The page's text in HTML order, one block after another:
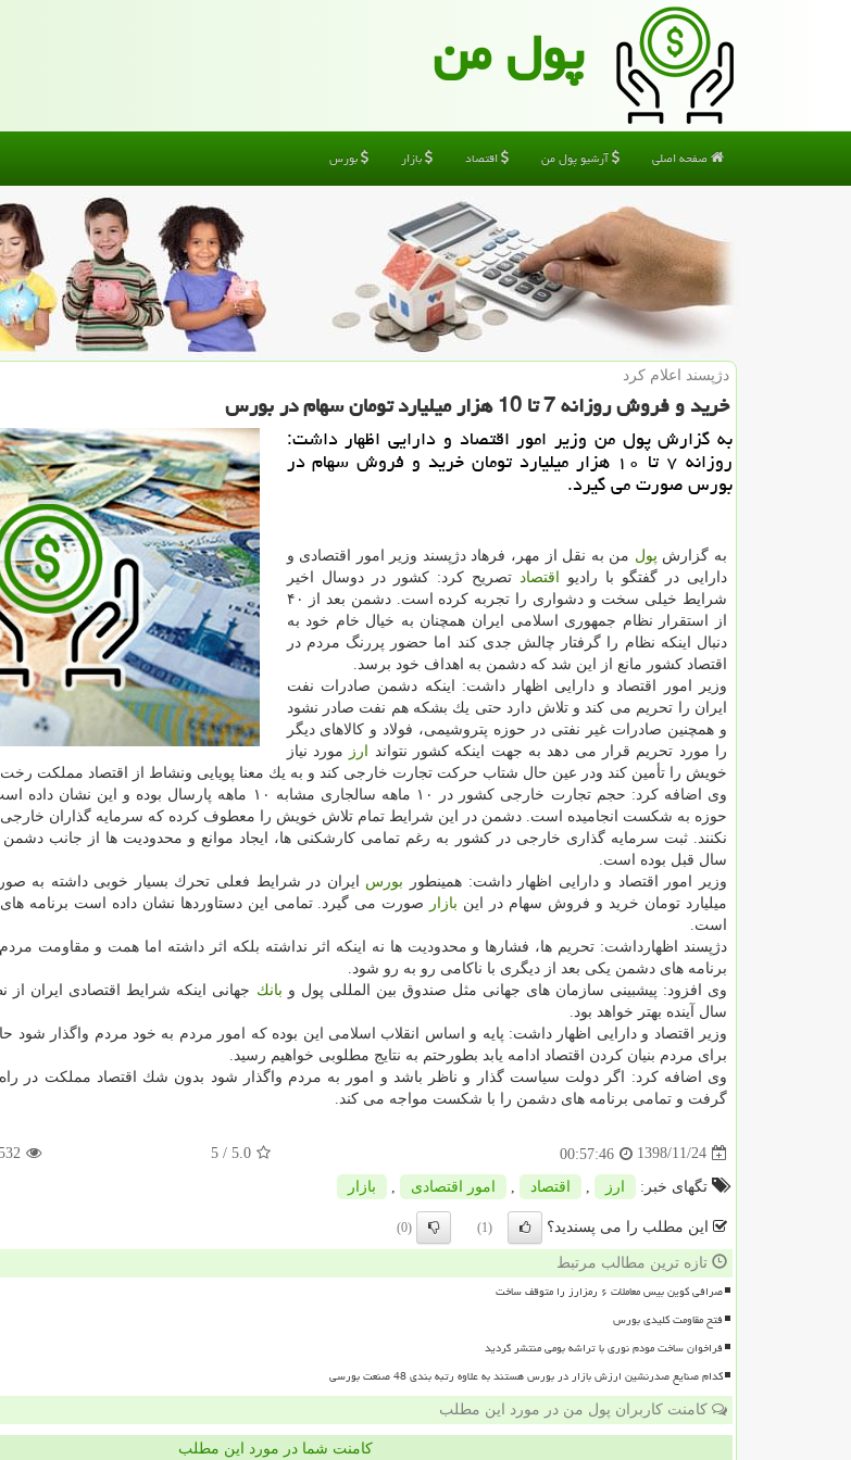
پول من
صفحه اصلی آرشیو پول من اقتصاد بازار بورس
دژپسند اعلام كرد
خرید و فروش روزانه 7 تا 10 هزار میلیارد تومان سهام در بورس
به گزارش پول من وزیر امور اقتصاد و دارایی اظهار داشت:
روزانه ۷ تا ۱۰ هزار میلیارد تومان خرید و فروش سهام در
بورس صورت می گیرد.
به گزارش پول من به نقل از مهر، فرهاد دژپسند وزیر امور اقتصادی و
دارایی در گفتگو با رادیو
اقتصاد تصریح كرد: كشور در دوسال اخیر
شرایط خیلی سخت و دشواری را تجربه كرده است. دشمن بعد از ۴۰
از استقرار نظام جمهوری اسلامی ایران همچنان به خیال خام خود به
دنبال اینكه نظام را گرفتار چالش جدی كند اما حضور پررنگ مردم در
اقتصاد كشور مانع از این شد كه دشمن به اهداف خود برسد.
وزیر امور اقتصاد و دارایی اظهار داشت: اینكه دشمن صادرات نفت
ایران را تحریم می كند و تلاش دارد حتی یك بشكه هم نفت صادر نشود
و همچنین صادرات غیر نفتی در حوزه پتروشیمی، فولاد و كالاهای دیگر
را مورد تحریم قرار می دهد به جهت اینكه كشور نتواند
ارز
مورد نیاز
خویش را تأمین كند ودر عین حال شتاب حركت تجارت خارجی كند و به یك معنا پویایی ونشاط از اقتصاد مملكت رخت
وی اضافه كرد: حجم تجارت خارجی كشور در ۱۰ ماهه سالجاری مشابه ۱۰ ماهه
حوزه به شكست انجامیده است. دشمن در این شرایط تمام تلاش خویش را معطوف كرده كه سرمایه گذاران خارجی
سال قبل بوده است.
وزیر امور اقتصاد و دارایی اظهار داشت: همینطور بورس
میلیارد تومان خرید و فروش سهام در این بازار
صورت می گیرد. تمامی این دستاوردها نشان داده است برنامه
است.
دژپسند اظهارداشت: تحریم ها، فشارها و محدودیت ها نه اینكه اثر نداشته بلكه اثر داشته اما همت و مقاومت
برنامه های دشمن یكی بعد از دیگری با ناكامی رو به رو شود.
وی افزود: پیشبینی سازمان های جهانی مثل صندوق بین المللی پول و بانك جهانی اینكه شرایط اقتصادی ایران
سال آینده بهتر خواهد بود.
وزیر اقتصاد و دارایی اظهار داشت: پایه و اساس انقلاب اسلامی این بوده كه امور مردم به خود مردم واگذار شود
برای مردم بنیان كردن اقتصاد ادامه یابد بطورحتم به نتایج مطلوبی خواهیم رسید.
وی اضافه كرد: اگر دولت سیاست گذار و ناظر باشد و امور به مردم واگذار شود بدون شك اقتصاد مملكت در راه
گرفت و تمامی برنامه های دشمن را با شكست مواجه می كند.
1398/11/24
00:57:46
5.0
/ 5
تگهای خبر: ارز اقتصاد امور اقتصادی بازار
این مطلب را می پسندید؟ (1)
(0)
تازه ترین مطالب مرتبط
صرافی کوین بیس معاملات ۶ رمزارز را متوقف ساخت
فتح مقاومت کلیدی بورس
فراخوان ساخت مودم نوری با تراشه بومی منتشر گردید
کدام صنایع صدرنشین ارزش بازار در بورس هستند به علاوه رتبه بندی 48 صنعت بورسی
کامنت کاربران پول من در مورد این مطلب
کامنت شما در مورد این مطلب